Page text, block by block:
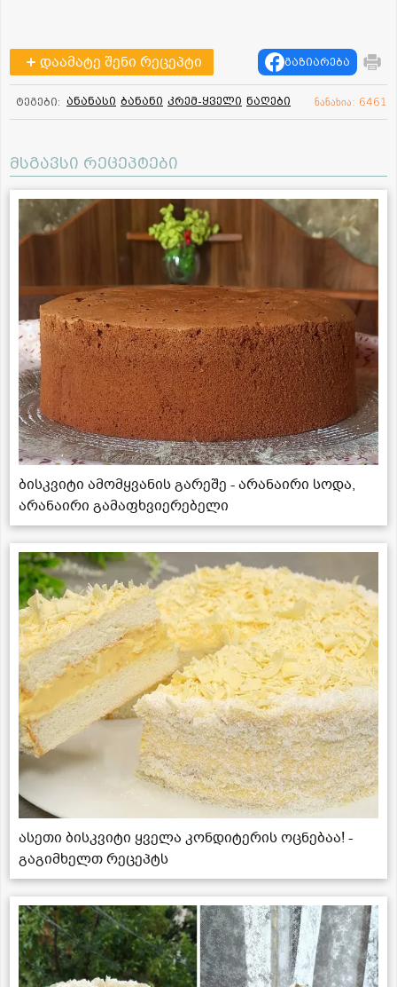
დაამატე შენი რეცეპტი გაზიარება
ტეგები: ანანასი ბანანი კრემ-ყველი ნაღები ნანახია: 6461
მსგავსი რეცეპტები
ბისკვიტი ამომყვანის გარეშე - არანაირი სოდა,
არანაირი გამაფხვიერებელი
ასეთი ბისკვიტი ყველა კონდიტერის ოცნებაა! -
გაგიმხელთ რეცეპტს